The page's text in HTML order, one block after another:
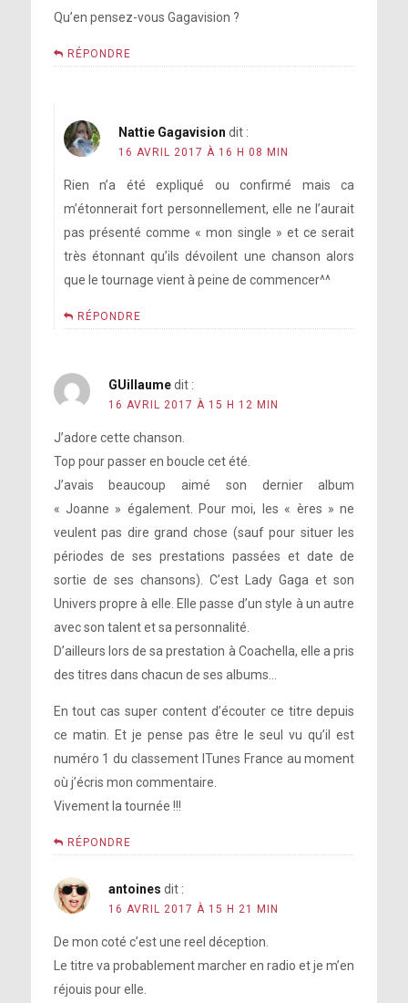
Qu’en pensez-vous Gagavision ?
RÉPONDRE
Nattie Gagavision dit :
16 AVRIL 2017 À 16 H 08 MIN
Rien n’a été expliqué ou confirmé mais ca
m’étonnerait fort personnellement, elle ne l’aurait
pas présenté comme « mon single » et ce serait
très étonnant qu’ils dévoilent une chanson alors
que le tournage vient à peine de commencer^^
RÉPONDRE
GUillaume dit :
16 AVRIL 2017 À 15 H 12 MIN
J’adore cette chanson.
Top pour passer en boucle cet été.
J’avais beaucoup aimé son dernier album
« Joanne » également. Pour moi, les « ères » ne
veulent pas dire grand chose (sauf pour situer les
périodes de ses prestations passées et date de
sortie de ses chansons). C’est Lady Gaga et son
Univers propre à elle. Elle passe d’un style à un autre
avec son talent et sa personnalité.
D’ailleurs lors de sa prestation à Coachella, elle a pris
des titres dans chacun de ses albums…
En tout cas super content d’écouter ce titre depuis
ce matin. Et je pense pas être le seul vu qu’il est
numéro 1 du classement ITunes France au moment
où j’écris mon commentaire.
Vivement la tournée !!!
RÉPONDRE
antoines dit :
16 AVRIL 2017 À 15 H 21 MIN
De mon coté c’est une reel déception.
Le titre va probablement marcher en radio et je m’en
réjouis pour elle.